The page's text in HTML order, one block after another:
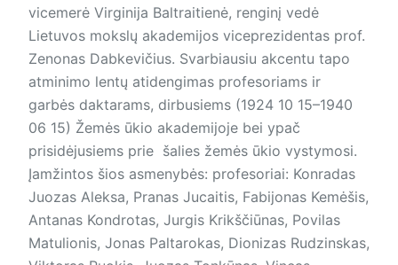
vicemerė Virginija Baltraitienė, renginį vedė
Lietuvos mokslų akademijos viceprezidentas prof.
Zenonas Dabkevičius. Svarbiausiu ak­cen­tu tapo
atminimo lentų atidengimas profesoriams ir
garbės daktarams, dirbusiems (1924 10 15–1940
06 15) Žemės ūkio akademijoje bei ypač
prisidėjusiems prie šalies žemės ūkio vystymosi.
Įamžintos šios asmenybės: profesoriai: Konradas
Juozas Aleksa, Pranas Jucaitis, Fabijonas Kemėšis,
Antanas Kondrotas, Jurgis Krikščiūnas, Povilas
Matulionis, Jonas Paltarokas, Dionizas Rudzinskas,